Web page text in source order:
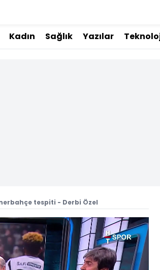
Kadın Sağlık Yazılar
tespiti - Derbi Özel